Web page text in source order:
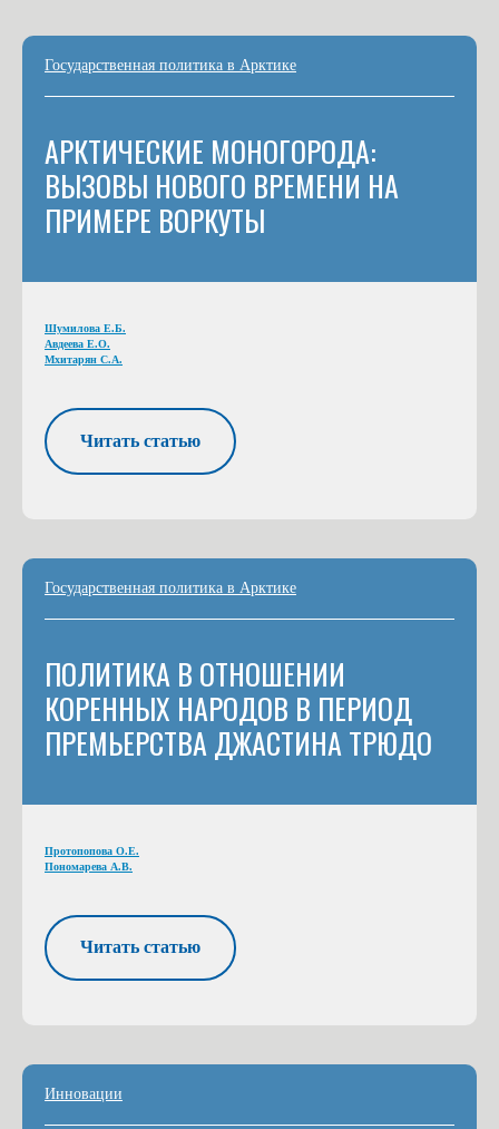
Государственная политика в Арктике
АРКТИЧЕСКИЕ МОНОГОРОДА:
ВЫЗОВЫ НОВОГО ВРЕМЕНИ НА
ПРИМЕРЕ ВОРКУТЫ
Шумилова Е.Б.
Авдеева Е.О.
Мхитарян С.А.
Читать статью
Государственная политика в Арктике
ПОЛИТИКА В ОТНОШЕНИИ
КОРЕННЫХ НАРОДОВ В ПЕРИОД
ПРЕМЬЕРСТВА ДЖАСТИНА ТРЮДО
Протопопова О.Е.
Пономарева А.В.
Читать статью
Инновации